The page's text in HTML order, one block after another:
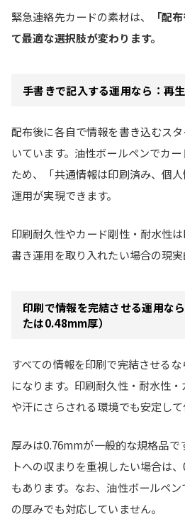
緊急連絡先カードの素材は、
「配
て最適な選択肢が変わります。
手書きで記入する運用なら：再
配布後に各自で情報を書き込むス
いています。油性ボールペンでカ
ため、「共通情報は印刷済み、個
運用が実現できます。
印刷耐久性やカード剛性・耐水性
書き運用を取り入れたい場合の現実
印刷で情報を完結させる運用な
たは0.48mm厚）
すべての情報を印刷で完結させる
になります。印刷耐久性・耐水性
や汗にさらされる環境でも安定して
厚みは0.76mmが一般的な規格品で
トへの収まりを重視したい場合は
もあります。なお、油性ボールペ
の厚みでも対応していません。